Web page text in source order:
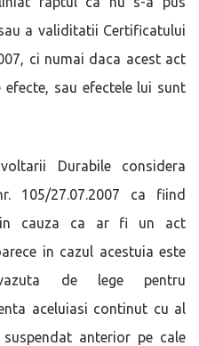
a validitatii Certificatului
ci numai daca acest act
sau efectele lui sunt
Durabile considera
105/27.07.2007 ca fiind
cauza ca ar fi un act
in cazul acestuia este
de lege pentru
aceluiasi continut cu al
anterior pe cale